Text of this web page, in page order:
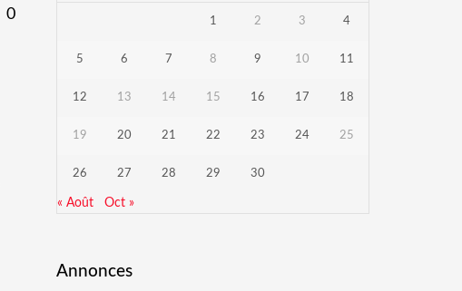
0 1 2 3 4
5 6 7 8 9 10 11
12 13 14 15 16 17 18
19 20 21 22 23 24 25
26 27 28 29 30
« Août Oct »
Annonces